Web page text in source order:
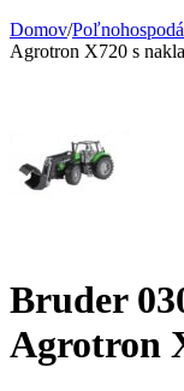
Domov/
Agrotron X720 s
Bruder
Agrotron